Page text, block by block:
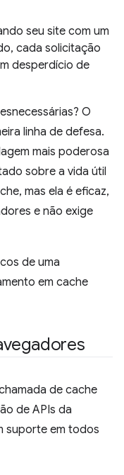
seu site com um
cada solicitação
desperdício de
O
linha de defesa.
mais poderosa
sobre a vida útil
mas ela é eficaz,
e não exige
de uma
em cache
de cache
de APIs da
suporte em todos